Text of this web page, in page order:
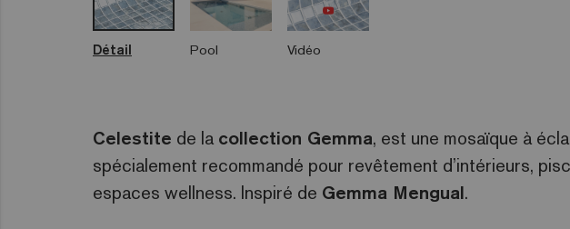
Détail Pool Vidéo
Celestite de la collection Gemma, est une mosaïque à
spécialement recommandé pour revêtement d’intérieurs,
espaces wellness. Inspiré de Gemma Mengual.